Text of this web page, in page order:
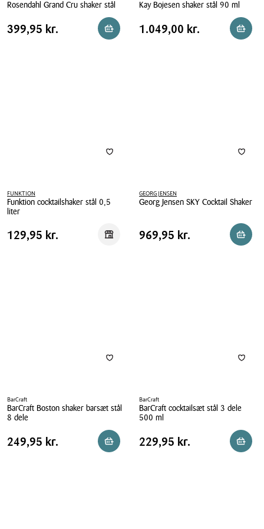
Rosendahl Grand Cru shaker stål
Rosendahl
Grand
Pris
Pris 399,95 kr.
399,95 kr. Reservér i butik
Kay Bojesen shaker stål 90 ml
Kay
Bojesen
Pris
Pris 1.049,00 kr.
1.049,00 kr. Læg i
FUNKTION
Funktion cocktailshaker stål 0,5
liter
Funktion
cocktailshaker
Pris
Pris 129,95 kr.
129,95 kr. Reservér i butik
GEORG JENSEN
Georg Jensen SKY Cocktail Shaker
Jensen
Pris
Pris 969,95 kr.
969,95 kr.
BarCraft
BarCraft Boston shaker barsæt stål
8 dele
BarCraft
Boston
Pris
Pris 249,95 kr.
249,95 kr. Læg i kurv
BarCraft
BarCraft cocktailsæt stål 3 dele
500 ml
BarCraft
cocktailsæt
Pris
Pris 229,95 kr.
229,95 kr. Læg i